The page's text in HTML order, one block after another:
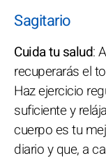
Sagitario
Cuida tu salud:
recuperarás el
Haz ejercicio
suficiente y
cuerpo es tu
diario y que, a